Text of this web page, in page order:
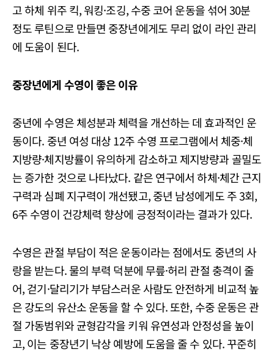
고 하체 위주 킥, 워킹·조깅, 수중 코어 운동을 섞어 30분
정도 루틴으로 만들면 중장년에게도 무리 없이 라인 관리
에 도움이 된다.
중장년에게 수영이 좋은 이유
중년에 수영은 체성분과 체력을 개선하는 데 효과적인 운
동이다. 중년 여성 대상 12주 수영 프로그램에서 체중·체
지방량·체지방률이 유의하게 감소하고 제지방량과 골밀도
는 증가한 것으로 나타났다. 같은 연구에서 하체·체간 근지
구력과 심폐 지구력이 개선됐고, 중년 남성에게도 주 3회,
6주 수영이 건강체력 향상에 긍정적이라는 결과가 있다.
수영은 관절 부담이 적은 운동이라는 점에서도 중년의 사
랑을 받는다. 물의 부력 덕분에 무릎·허리 관절 충격이 줄
어, 걷기·달리기가 부담스러운 사람도 안전하게 비교적 높
은 강도의 유산소 운동을 할 수 있다. 또한, 수중 운동은 관
절 가동범위와 균형감각을 키워 유연성과 안정성을 높이
고, 이는 중장년기 낙상 예방에 도움을 줄 수 있다. 꾸준히